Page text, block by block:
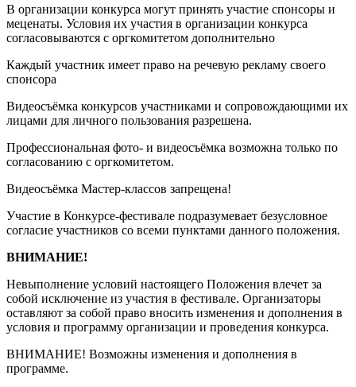
В организации конкурса могут принять участие спонсоры и
меценаты. Условия их участия в организации конкурса
согласовываются с оргкомитетом дополнительно
Каждый участник имеет право на речевую рекламу своего
спонсора
Видеосъёмка конкурсов участниками и сопровождающими их
лицами для личного пользования разрешена.
Профессиональная фото- и видеосъёмка возможна только по
согласованию с оргкомитетом.
Видеосъёмка Мастер-классов запрещена!
Участие в Конкурсе-фестивале подразумевает безусловное
согласие участников со всеми пунктами данного положения.
ВНИМАНИЕ!
Невыполнение условий настоящего Положения влечет за
собой исключение из участия в фестивале. Организаторы
оставляют за собой право вносить изменения и дополнения в
условия и программу организации и проведения конкурса.
ВНИМАНИЕ! Возможны изменения и дополнения в
программе.